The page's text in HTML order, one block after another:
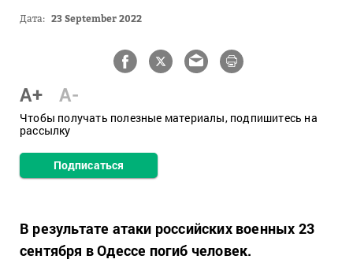
Дата: 23 September 2022
A+ A-
Чтобы получать полезные материалы, подпишитесь на
рассылку
Подписаться
В результате атаки российских военных 23
сентября в Одессе погиб человек.